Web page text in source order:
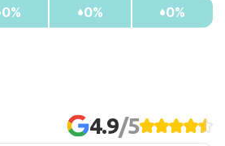
0%
0%
0%
4.9/5